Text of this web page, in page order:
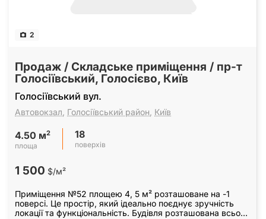
2
Продаж / Складське приміщення / пр-т
Голосіївський, Голосієво, Київ
Голосіївський вул.
Автовокзал Голосіївський район Київ
4.50 м2
площа
18
поверхів
1 500 $/м²
Приміщення №52 площею 4, 5 м² розташоване на -1
поверсі. Це простір, який ідеально поєднує зручність
локації та функціональність. Будівля розташована всього